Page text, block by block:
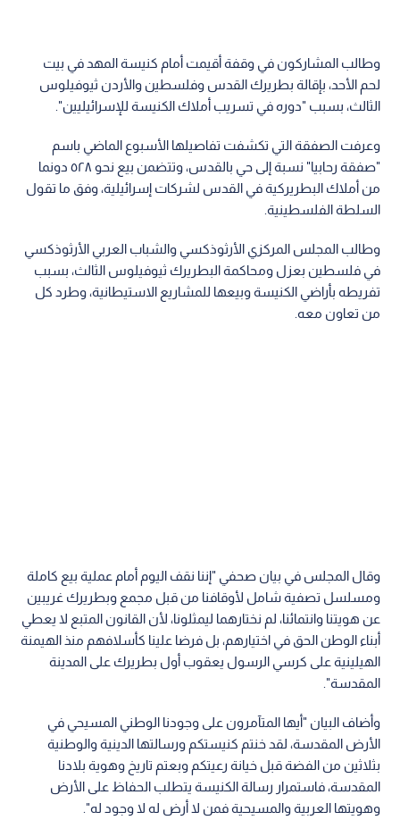
وطالب المشاركون في وقفة أقيمت أمام كنيسة المهد في بيت
لحم الأحد، بإقالة بطريرك القدس وفلسطين والأردن ثيوفيلوس
الثالث، بسبب "دوره في تسريب أملاك الكنيسة للإسرائيليين".
وعرفت الصفقة التي تكشفت تفاصيلها الأسبوع الماضي باسم
"صفقة رحابيا" نسبة إلى حي بالقدس، وتتضمن بيع نحو ٥٢٨ دونما
من أملاك البطريركية في القدس لشركات إسرائيلية، وفق ما تقول
السلطة الفلسطينية.
وطالب المجلس المركزي الأرثوذكسي والشباب العربي الأرثوذكسي
في فلسطين بعزل ومحاكمة البطريرك ثيوفيلوس الثالث، بسبب
تفريطه بأراضي الكنيسة وبيعها للمشاريع الاستيطانية، وطرد كل
من تعاون معه.
وقال المجلس في بيان صحفي "إننا نقف اليوم أمام عملية بيع كاملة
ومسلسل تصفية شامل لأوقافنا من قبل مجمع وبطريرك غريبين
عن هويتنا وانتمائنا، لم نختارهما ليمثلونا، لأن القانون المتبع لا يعطي
أبناء الوطن الحق في اختيارهم، بل فرضا علينا كأسلافهم منذ الهيمنة
الهيلينية على كرسي الرسول يعقوب أول بطريرك على المدينة
المقدسة".
وأضاف البيان "أيها المتآمرون على وجودنا الوطني المسيحي في
الأرض المقدسة، لقد خنتم كنيستكم ورسالتها الدينية والوطنية
بثلاثين من الفضة قبل خيانة رعيتكم وبعتم تاريخ وهوية بلادنا
المقدسة، فاستمرار رسالة الكنيسة يتطلب الحفاظ على الأرض
وهويتها العربية والمسيحية فمن لا أرض له لا وجود له".